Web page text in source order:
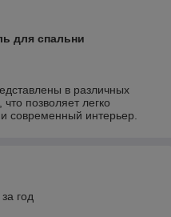
для спальни
в различных
позволяет легко
современный интерьер.
год